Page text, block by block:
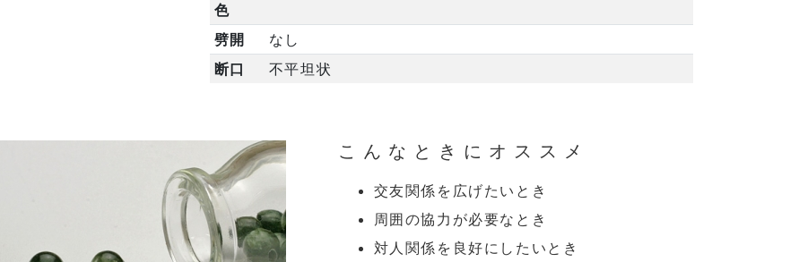
色
劈開
なし
断口
不平坦状
こんなときにオススメ
交友関係を広げたいとき
周囲の協力が必要なとき
対人関係を良好にしたいとき